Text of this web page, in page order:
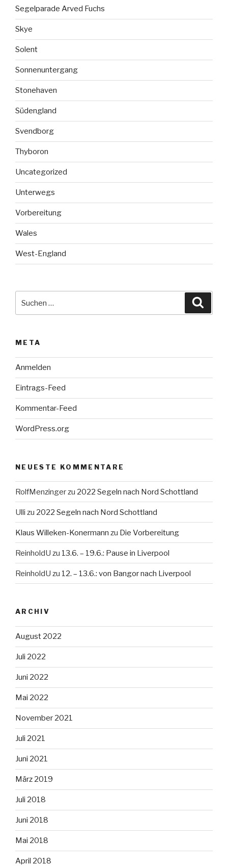
Segelparade Arved Fuchs
Skye
Solent
Sonnenuntergang
Stonehaven
Südengland
Svendborg
Thyboron
Uncategorized
Unterwegs
Vorbereitung
Wales
West-England
nach:
META
Anmelden
Eintrags-Feed
Kommentar-Feed
WordPress.org
NEUESTE KOMMENTARE
RolfMenzingerzu 2022 Segeln nach Nord Schottland
Ulli zu 2022 Segeln nach Nord Schottland
Klaus Willeken-Konermann zu Die Vorbereitung
ReinholdU zu 13.6. – 19.6.: Pause in Liverpool
ReinholdU zu 12. – 13.6.: von Bangor nach Liverpool
ARCHIV
August 2022
Juli 2022
Juni 2022
Mai 2022
November 2021
Juli 2021
Juni 2021
März 2019
Juli 2018
Juni 2018
Mai 2018
April 2018